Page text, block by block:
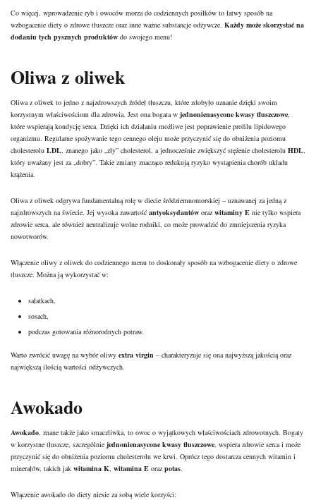
Co więcej, wprowadzenie ryb i owoców morza do codziennych posiłków to łatwy sposób na
wzbogacenie diety o zdrowe tłuszcze oraz inne ważne substancje odżywcze. Każdy może skorzystać na
dodaniu tych pysznych produktów do swojego menu!
Oliwa z oliwek
Oliwa z oliwek to jedno z najzdrowszych źródeł tłuszczu, które zdobyło uznanie dzięki swoim
korzystnym właściwościom dla zdrowia. Jest ona bogata w jednonienasycone kwasy tłuszczowe
które wspierają kondycję serca. Dzięki ich działaniu możliwe jest poprawienie profilu lipidowego
organizmu. Regularne spożywanie tego cennego oleju może przyczynić się do obniżenia poziomu
cholesterolu LDL , znanego jako „zły” cholesterol, a jednocześnie zwiększyć stężenie cholesterolu HDL
który uważany jest za „dobry”. Takie zmiany znacząco redukują ryzyko wystąpienia chorób układu
krążenia.
Oliwa z oliwek odgrywa fundamentalną rolę w diecie śródziemnomorskiej – uznawanej za jedną z
najzdrowszych na świecie. Jej wysoka zawartość antyoksydantów oraz witaminy E nie tylko wspiera
zdrowie serca, ale również neutralizuje wolne rodniki, co może prowadzić do zmniejszenia ryzyka
nowotworów.
Włączenie oliwy z oliwek do codziennego menu to doskonały sposób na wzbogacenie diety o zdrowe
tłuszcze. Można ją wykorzystać w:
sałatkach,
sosach,
podczas gotowania różnorodnych potraw.
Warto zwrócić uwagę na wybór oliwy extra virgin – charakteryzuje się ona najwyższą jakością oraz
największą ilością wartości odżywczych.
Awokado
Awokado , znane także jako smaczliwka, to owoc o wyjątkowych właściwościach zdrowotnych. Bogaty
w korzystne tłuszcze, szczególnie jednonienasycone kwasy tłuszczowe , wspiera zdrowie serca i może
przyczynić się do obniżenia poziomu cholesterolu we krwi. Oprócz tego dostarcza cennych witamin i
minerałów, takich jak witamina K witamina E oraz potas
Włączenie awokado do diety niesie za sobą wiele korzyści: